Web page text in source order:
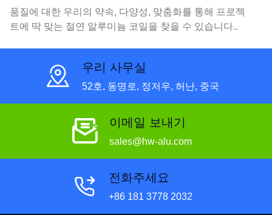
품질에 대한 우리의 약속, 다양성, 맞춤화를 통해 프로젝
트에 딱 맞는 절연 알루미늄 코일을 찾을 수 있습니다..
우리 사무실
52호, 동명로, 정저우, 허난, 중국
이메일 보내기
sales@hw-alu.com
전화주세요
+86 181 3778 2032